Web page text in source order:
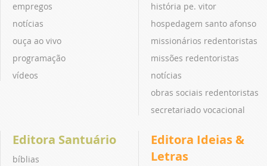
empregos
notícias
ouça ao vivo
programação
vídeos
história pe. vitor
hospedagem santo afonso
missionários redentoristas
missões redentoristas
notícias
obras sociais redentoristas
secretariado vocacional
Editora Santuário
bíblias
Editora Ideias &
Letras